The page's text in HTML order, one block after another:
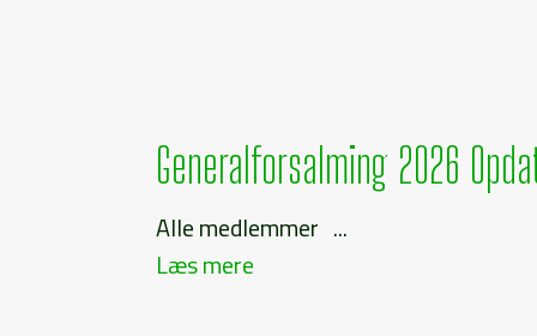
Generalforsalming 2026
Alle medlemmer ...
Læs mere